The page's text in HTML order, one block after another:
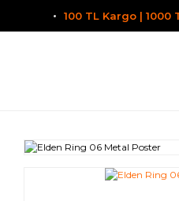
100 TL Kargo | 1000